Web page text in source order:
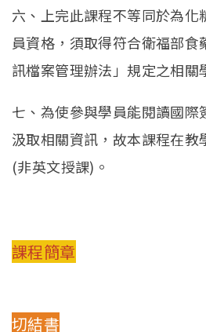
六、上完此課程不等同於為化
員資格，須取得符合衛福部食
訊檔案管理辦法」規定之相關
七、為使參與學員能閱讀國際
汲取相關資訊，故本課程在教
(非英文授課)。
課程簡章
切結書